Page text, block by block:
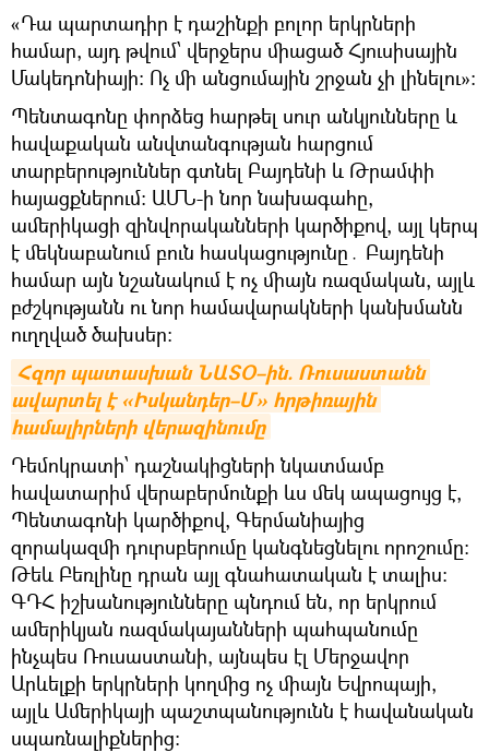
«Դա պարտադիր է դաշինքի բոլոր երկրների
համար, այդ թվում՝ վերջերս միացած Հյուսիսային
Մակեդոնիայի։ Ոչ մի անցումային շրջան չի լինելու»։
Պենտագոնը փորձեց հարթել սուր անկյունները և
հավաքական անվտանգության հարցում
տարբերություններ գտնել Բայդենի և Թրամփի
հայացքներում։ ԱՄՆ-ի նոր նախագահը,
ամերիկացի զինվորականների կարծիքով, այլ կերպ
է մեկնաբանում բուն հասկացությունը․ Բայդենի
համար այն նշանակում է ոչ միայն ռազմական, այլև
բժշկությանն ու նոր համավարակների կանխմանն
ուղղված ծախսեր։
Հզոր պատասխան ՆԱՏՕ–ին. Ռուսաստանն
ավարտել է «Իսկանդեր–Մ» հրթիռային
համալիրների վերազինումը
Դեմոկրատի՝ դաշնակիցների նկատմամբ
հավատարիմ վերաբերմունքի ևս մեկ ապացույց է,
Պենտագոնի կարծիքով, Գերմանիայից
զորակազմի դուրսբերումը կանգնեցնելու որոշումը։
Թեև Բեռլինը դրան այլ գնահատական է տալիս։
ԳԴՀ իշխանությունները պնդում են, որ երկրում
ամերիկյան ռազմակայանների պահպանումը
ինչպես Ռուսաստանի, այնպես էլ Մերջավոր
Արևելքի երկրների կողմից ոչ միայն Եվրոպայի,
այլև Ամերիկայի պաշտպանությունն է հավանական
սպառնալիքներից։